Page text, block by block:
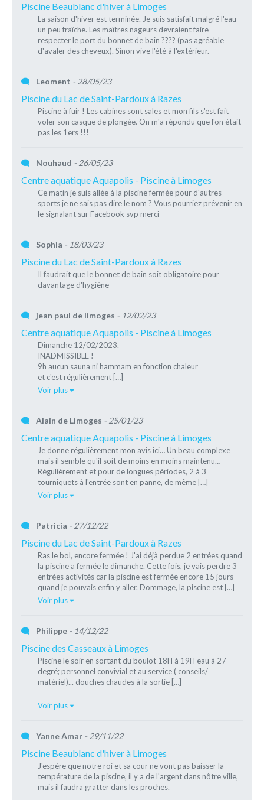
Piscine Beaublanc d'hiver à Limoges
La saison d'hiver est terminée. Je suis satisfait malgré l'eau
un peu fraîche. Les maîtres nageurs devraient faire
respecter le port du bonnet de bain ???? (pas agréable
d'avaler des cheveux). Sinon vive l'été à l'extérieur.
Leoment - 28/05/23
Piscine du Lac de Saint-Pardoux à Razes
Piscine à fuir ! Les cabines sont sales et mon fils s'est fait
voler son casque de plongée. On m'a répondu que l'on était
pas les 1ers !!!
Nouhaud - 26/05/23
Centre aquatique Aquapolis - Piscine à Limoges
Ce matin je suis allée à la piscine fermée pour d'autres
sports je ne sais pas dire le nom ? Vous pourriez prévenir en
le signalant sur Facebook svp merci
Sophia - 18/03/23
Piscine du Lac de Saint-Pardoux à Razes
Il faudrait que le bonnet de bain soit obligatoire pour
davantage d'hygiène
jean paul de limoges - 12/02/23
Centre aquatique Aquapolis - Piscine à Limoges
Dimanche 12/02/2023.
INADMISSIBLE !
9h aucun sauna ni hammam en fonction chaleur
et c'est régulièrement […]
Voir plus
Alain de Limoges - 25/01/23
Centre aquatique Aquapolis - Piscine à Limoges
Je donne régulièrement mon avis ici… Un beau complexe
mais il semble qu'il soit de moins en moins maintenu…
Régulièrement et pour de longues périodes, 2 à 3
tourniquets à l'entrée sont en panne, de même […]
Voir plus
Patricia - 27/12/22
Piscine du Lac de Saint-Pardoux à Razes
Ras le bol, encore fermée ! J'ai déjà perdue 2 entrées quand
la piscine a fermée le dimanche. Cette fois, je vais perdre 3
entrées activités car la piscine est fermée encore 15 jours
quand je pouvais enfin y aller. Dommage, la piscine est […]
Voir plus
Philippe - 14/12/22
Piscine des Casseaux à Limoges
Piscine le soir en sortant du boulot 18H à 19H eau à 27
degré; personnel convivial et au service ( conseils/
matériel)... douches chaudes à la sortie […]
Voir plus
Yanne Amar - 29/11/22
Piscine Beaublanc d'hiver à Limoges
J'espère que notre roi et sa cour ne vont pas baisser la
température de la piscine, il y a de l'argent dans nôtre ville,
mais il faudra gratter dans les proches.